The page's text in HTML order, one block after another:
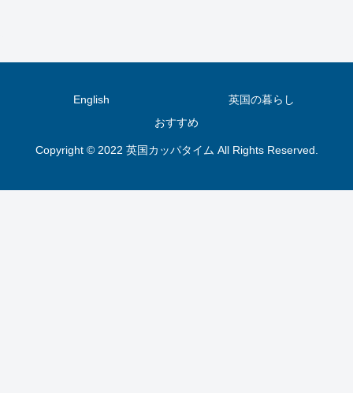
English
英国の暮らし
おすすめ
Copyright © 2022 英国カッパタイム All Rights Reserved.